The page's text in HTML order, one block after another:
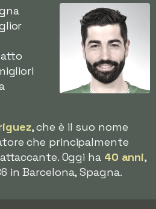
, che è il suo nome
che principalmente
Oggi ha 40 anni,
in Barcelona, Spagna.